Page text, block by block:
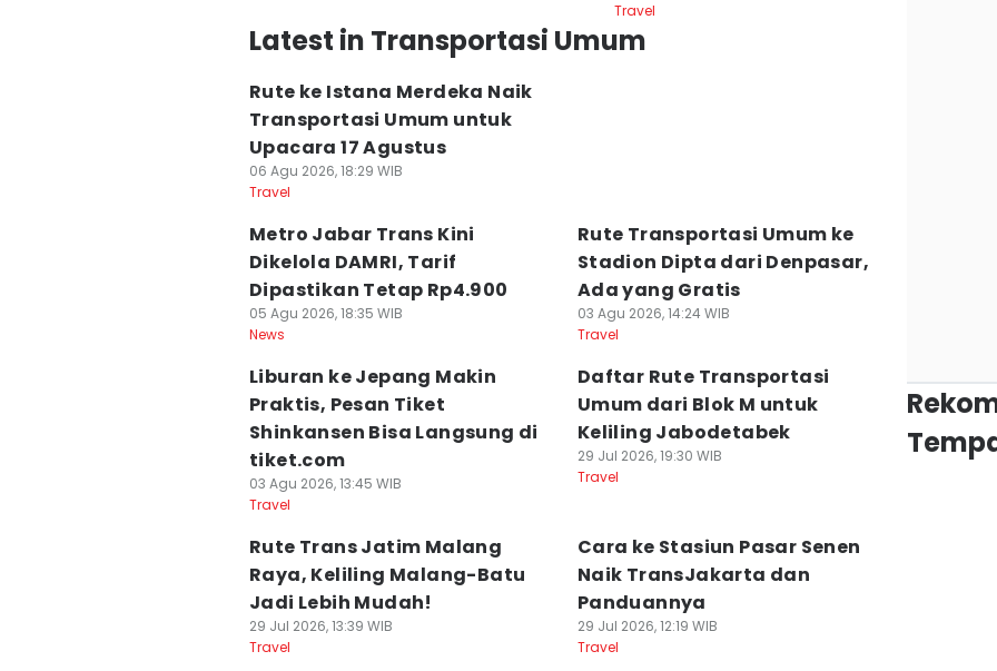
Travel
Latest in Transportasi Umum
Rute ke Istana Merdeka Naik
Transportasi Umum untuk
Upacara 17 Agustus
06 Agu 2026, 18:29 WIB
Travel
Metro Jabar Trans Kini
Dikelola DAMRI, Tarif
Dipastikan Tetap Rp4.900
05 Agu 2026, 18:35 WIB
News
Rute Transportasi Umum ke
Stadion Dipta dari Denpasar,
Ada yang Gratis
03 Agu 2026, 14:24 WIB
Travel
Liburan ke Jepang Makin
Praktis, Pesan Tiket
Shinkansen Bisa Langsung di
tiket.com
03 Agu 2026, 13:45 WIB
Travel
Daftar Rute Transportasi
Umum dari Blok M untuk
Keliling Jabodetabek
29 Jul 2026, 19:30 WIB
Travel
Rute Trans Jatim Malang
Raya, Keliling Malang-Batu
Jadi Lebih Mudah!
29 Jul 2026, 13:39 WIB
Travel
Cara ke Stasiun Pasar Senen
Naik TransJakarta dan
Panduannya
29 Jul 2026, 12:19 WIB
Travel